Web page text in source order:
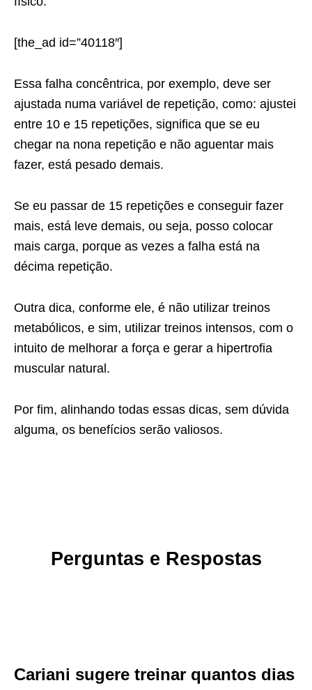
[the_ad id=”40118″]
Essa falha concêntrica, por exemplo, deve ser
ajustada numa variável de repetição, como: ajustei
entre 10 e 15 repetições, significa que se eu
chegar na nona repetição e não aguentar mais
fazer, está pesado demais.
Se eu passar de 15 repetições e conseguir fazer
mais, está leve demais, ou seja, posso colocar
mais carga, porque as vezes a falha está na
décima repetição.
Outra dica, conforme ele, é não utilizar treinos
metabólicos, e sim, utilizar treinos intensos, com o
intuito de melhorar a força e gerar a hipertrofia
muscular natural.
Por fim, alinhando todas essas dicas, sem dúvida
alguma, os benefícios serão valiosos.
Perguntas e Respostas
Cariani sugere treinar quantos dias